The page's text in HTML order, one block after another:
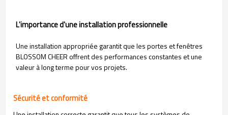
L'importance d'une installation professionnelle
Une installation appropriée garantit que les portes et fenêtres
BLOSSOM CHEER offrent des performances constantes et une
valeur à long terme pour vos projets.
Sécurité et conformité